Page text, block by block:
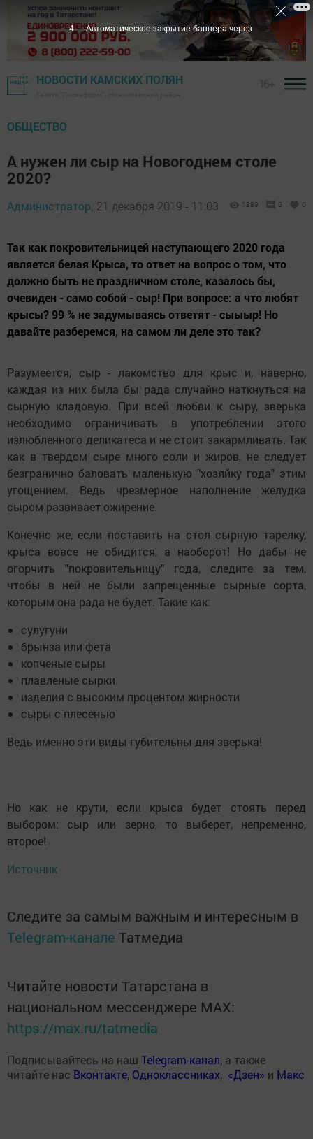
НОВОСТИ КАМСКИХ ПОЛЯН
ОБЩЕСТВО
А нужен ли сыр на Новогоднем столе
2020?
Администратор, 21 декабря 2019 - 11:03 1389 0 0
Так как покровительницей наступающего 2020 года
является белая Крыса, то ответ на вопрос о том, что
должно быть не праздничном столе, казалось бы,
очевиден - само собой - сыр! При вопросе: а что любят
крысы? 99 % не задумываясь ответят - сыыыр! Но
давайте разберемся, на самом ли деле это так?
Разумеется, сыр - лакомство для крыс и, наверно,
каждая из них была бы рада случайно наткнуться на
сырную кладовую. При всей любви к сыру, зверька
необходимо ограничивать в употреблении этого
излюбленного деликатеса и не стоит закармливать. Так
как в твердом сыре много соли и жиров, не следует
безгранично баловать маленькую "хозяйку года" этим
угощением. Ведь чрезмерное наполнение желудка
сыром развивает ожирение.
Конечно же, если поставить на стол сырную тарелку,
крыса вовсе не обидится, а наоборот! Но дабы не
огорчить "покровительницу" года, следите за тем,
чтобы в ней не были запрещенные сырные сорта,
которым она рада не будет. Такие как:
сулугуни
брынза или фета
копченые сыры
плавленые сырки
изделия с высоким процентом жирности
сыры с плесенью
Ведь именно эти виды губительны для зверька!
Но как не крути, если крыса будет стоять перед
выбором: сыр или зерно, то выберет, непременно,
второе!
Источник
Следите за самым важным и интересным в
Telegram-канале Татмедиа
Читайте новости Татарстана в
национальном мессенджере MАХ:
https://max.ru/tatmedia
Подписывайтесь на наш Telegram-канал, а также
читайте нас Вконтакте, Одноклассниках, «Дзен» и Макс
3 Автоматическое закрытие баннера через